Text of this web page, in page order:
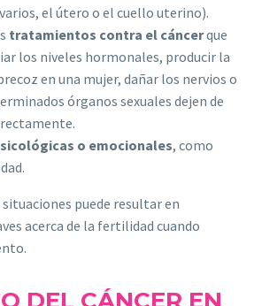
el útero o el cuello uterino).
tratamientos contra el cáncerque
los niveles hormonales, producir la
en una mujer, dañar los nervios o
órganos sexuales dejen de
o emocionales, como
puede resultar en
acerca de la fertilidad cuando